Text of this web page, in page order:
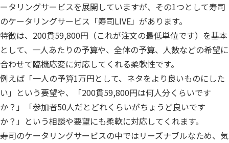
ータリングサービスを展開していますが、その1つとして寿司
のケータリングサービス「寿司LIVE」があります。
特徴は、200貫59,800円（これが注文の最低単位です）を基本
として、一人あたりの予算や、全体の予算、人数などの希望に
合わせて臨機応変に対応してくれる柔軟性です。
例えば「一人の予算1万円として、ネタをより良いものにした
い」という要望や、「200貫59,800円は何人分くらいです
か？」「参加者50人だとどれくらいがちょうど良いです
か？」という相談や要望にも柔軟に対応してくれます。
寿司のケータリングサービスの中ではリーズナブルなため、気